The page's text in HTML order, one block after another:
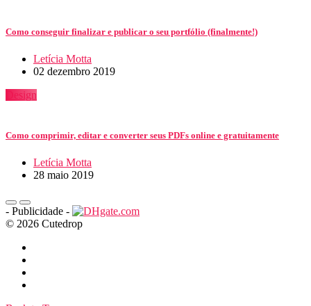
Como conseguir finalizar e publicar o seu portfólio (finalmente!)
Letícia Motta
02 dezembro 2019
Design
Como comprimir, editar e converter seus PDFs online e gratuitamente
Letícia Motta
28 maio 2019
- Publicidade -
© 2026 Cutedrop